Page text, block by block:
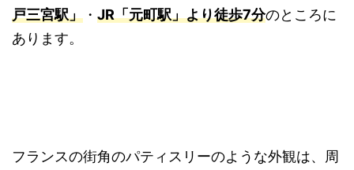
戸三宮駅」 ・ JR「元町駅」より徒歩7分のところに
あります。
フランスの街角のパティスリーのような外観は、周